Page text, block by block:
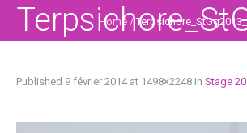
Home /
Published 9 février 2014at 1498×2248 in Stage